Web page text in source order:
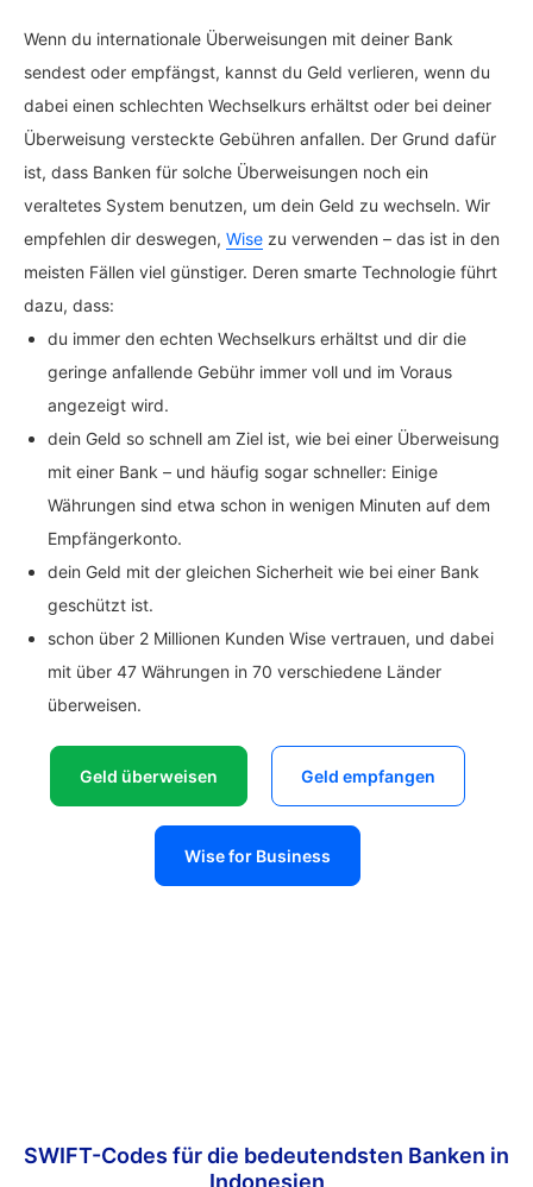
Wenn du internationale Überweisungen mit deiner Bank
sendest oder empfängst, kannst du Geld verlieren, wenn du
dabei einen schlechten Wechselkurs erhältst oder bei deiner
Überweisung versteckte Gebühren anfallen. Der Grund dafür
ist, dass Banken für solche Überweisungen noch ein
veraltetes System benutzen, um dein Geld zu wechseln. Wir
empfehlen dir deswegen, Wise zu verwenden – das ist in den
meisten Fällen viel günstiger. Deren smarte Technologie führt
dazu, dass:
du immer den echten Wechselkurs erhältst und dir die
geringe anfallende Gebühr immer voll und im Voraus
angezeigt wird.
dein Geld so schnell am Ziel ist, wie bei einer Überweisung
mit einer Bank – und häufig sogar schneller: Einige
Währungen sind etwa schon in wenigen Minuten auf dem
Empfängerkonto.
dein Geld mit der gleichen Sicherheit wie bei einer Bank
geschützt ist.
schon über 2 Millionen Kunden Wise vertrauen, und dabei
mit über 47 Währungen in 70 verschiedene Länder
überweisen.
Geld überweisen Geld empfangen
Wise for Business
SWIFT-Codes für die bedeutendsten Banken in
Indonesien